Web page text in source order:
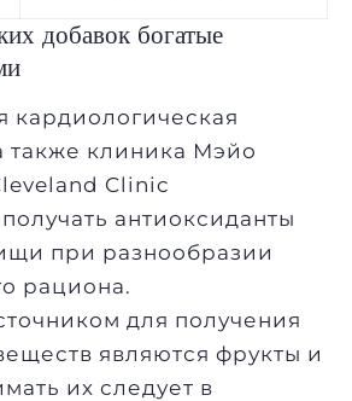
добавок богатые
кардиологическая
также клиника Мэйо
Clinic
антиоксиданты
при разнообразии
рациона.
для получения
являются фрукты и
их следует в